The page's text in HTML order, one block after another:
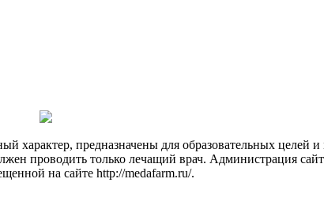
предназначены для образовательных целей и
проводить только лечащий врач. Администрация
на сайте http://medafarm.ru/.